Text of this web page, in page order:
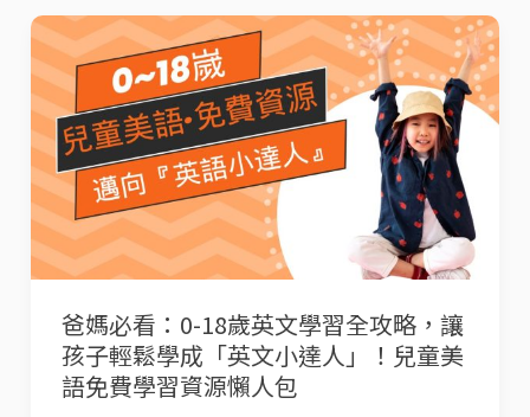
解
析
與
真
實
心
得
位
破
解
哪
一
項
最
合
你！
爸媽必看：0-18歲英文學習全攻略，讓
孩子輕鬆學成「英文小達人」！兒童美
語免費學習資源懶人包
爸
媽
必
看：
0-
18
歲
英
文
學
習